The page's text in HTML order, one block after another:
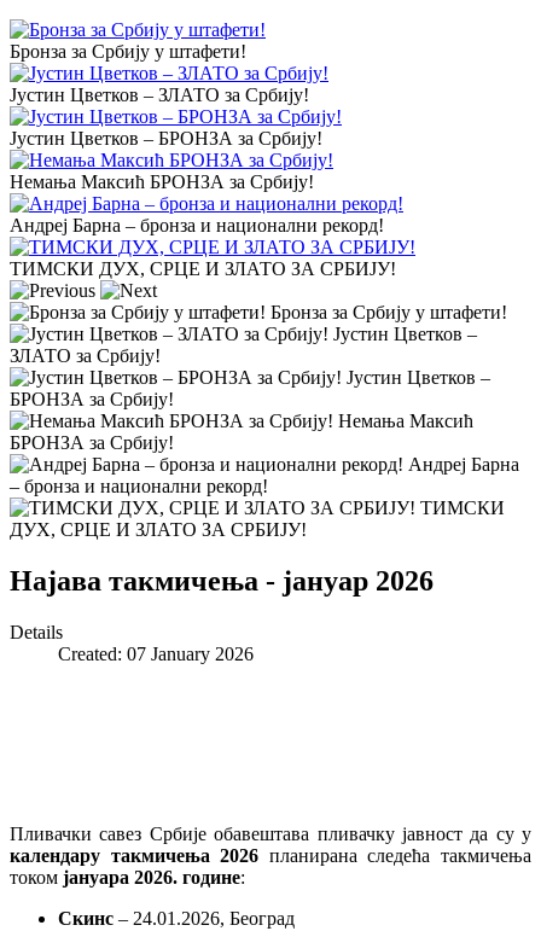
Бронза за Србију у штафети!
Јустин Цветков – ЗЛАТО за Србију!
Јустин Цветков – БРОНЗА за Србију!
Немањa Максић БРОНЗА за Србију!
Андреј Барна – бронза и национални рекорд!
ТИМСКИ ДУХ, СРЦЕ И ЗЛАТО ЗА СРБИЈУ!
Бронза за Србију у штафети!
Јустин Цветков –
ЗЛАТО за Србију!
Јустин Цветков –
БРОНЗА за Србију!
Немањa Максић
БРОНЗА за Србију!
Андреј Барна
– бронза и национални рекорд!
ТИМСКИ
ДУХ, СРЦЕ И ЗЛАТО ЗА СРБИЈУ!
Најава такмичења - јануар 2026
Details
Created: 07 January 2026
Пливачки савез Србије обавештава пливачку јавност да су у
календару такмичења 2026 планирана следећа такмичења
током јануара 2026. године:
Скинс – 24.01.2026, Београд